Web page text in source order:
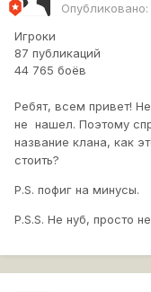
Опубликовано:
Игроки
87 публикаций
44 765 боёв
Ребят, всем привет!
не нашел. Поэтому
название клана, как
стоить?
P.S. пофиг на минусы.
P.S.S. Не нуб, просто